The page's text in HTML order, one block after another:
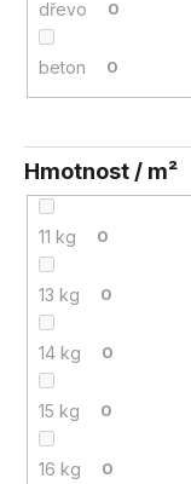
dřevo 0
beton 0
Hmotnost / m²
11 kg 0
13 kg 0
14 kg 0
15 kg 0
16 kg 0